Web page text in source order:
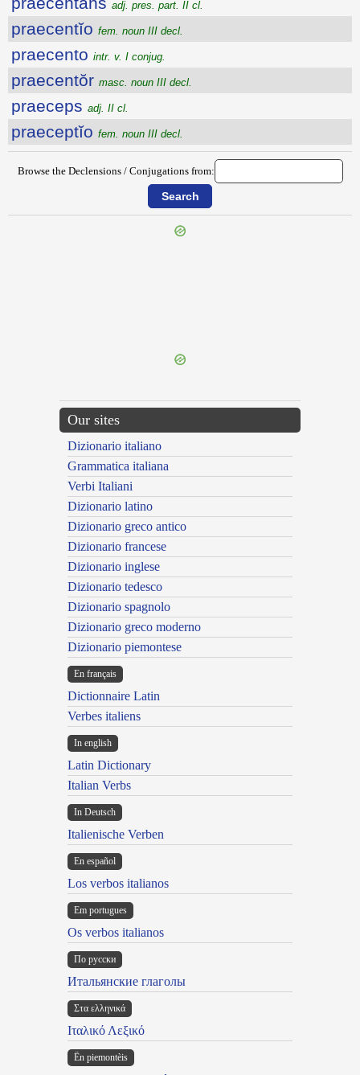
adj. pres. part. II cl.
praecentĭo fem. noun III decl.
praecento intr. v. I conjug.
praecentŏr masc. noun III decl.
praeceps adj. II cl.
praeceptĭo fem. noun III decl.
Browse the Declensions / Conjugations from:
Our sites
Dizionario italiano
Grammatica italiana
Verbi Italiani
Dizionario latino
Dizionario greco antico
Dizionario francese
Dizionario inglese
Dizionario tedesco
Dizionario spagnolo
Dizionario greco moderno
Dizionario piemontese
En français
Dictionnaire Latin
Verbes italiens
In english
Latin Dictionary
Italian Verbs
In Deutsch
Italienische Verben
En español
Los verbos italianos
Em portugues
Os verbos italianos
По русски
Итальянские глаголы
Στα ελληνικά
Ιταλικό Λεξικό
Ën piemontèis